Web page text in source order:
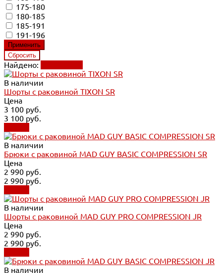
175-180
180-185
185-191
191-196
Найдено:
В наличии
Шорты с раковиной TIXON SR
Цена
3 100 руб.
3 100 руб.
В наличии
Брюки с раковиной MAD GUY BASIC COMPRESSION SR
Цена
2 990 руб.
2 990 руб.
В наличии
Шорты с раковиной MAD GUY PRO COMPRESSION JR
Цена
2 990 руб.
2 990 руб.
В наличии